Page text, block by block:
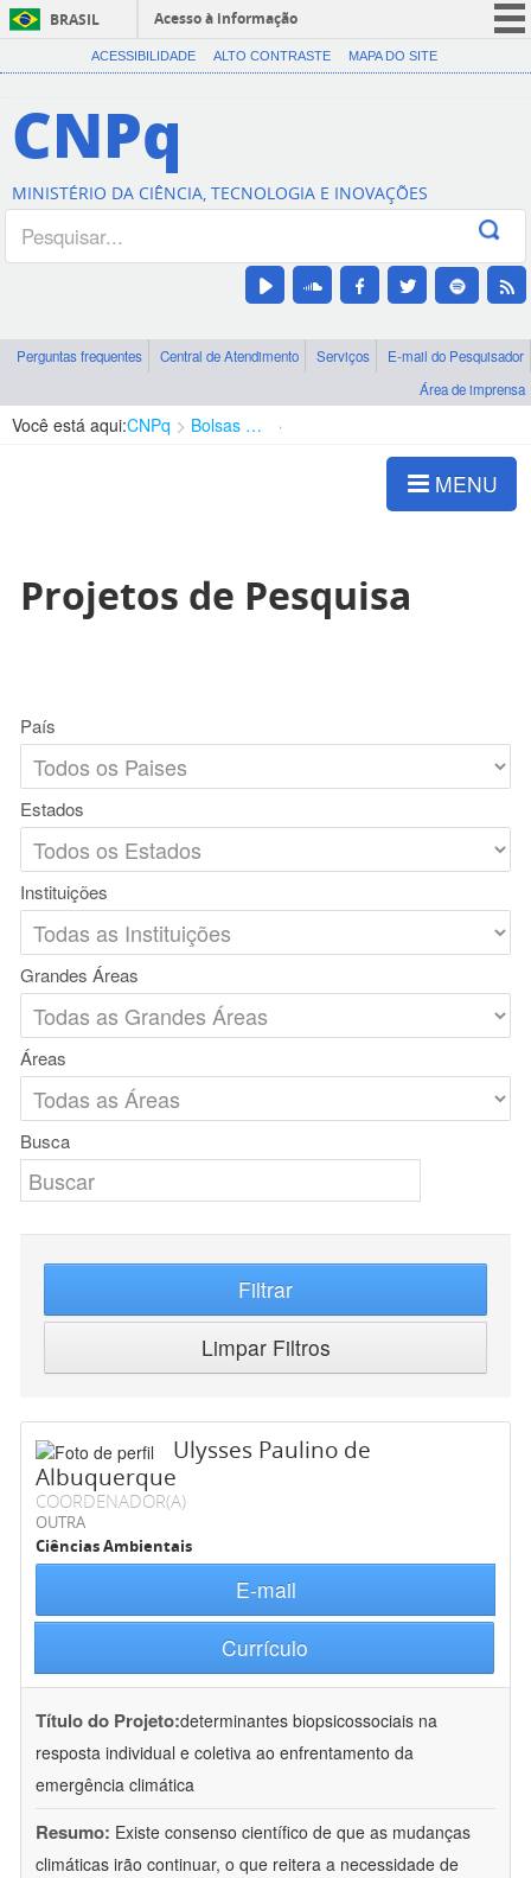
BRASIL
Acesso à informação
CORONAVÍRUS (COVID-19)
Canais
ACESSIBILIDADE ALTO CONTRASTE MAPA DO SITE
CNPq
MINISTÉRIO DA CIÊNCIA, TECNOLOGIA E INOVAÇÕES
Perguntas frequentes Central de Atendimento Serviços
E-mail do Pesquisador
Área de imprensa
Você está aqui:CNPq Bolsas e Auxílios Vigentes
MENU
Projetos de Pesquisa
País
Estados
Instituições
Grandes Áreas
Áreas
Busca
Filtrar
Limpar Filtros
Ulysses Paulino de
Albuquerque
COORDENADOR(A)
OUTRA
Ciências Ambientais
E-mail
Currículo
Título do Projeto:determinantes biopsicossociais na
resposta individual e coletiva ao enfrentamento da
emergência climática
Resumo: Existe consenso científico de que as mudanças
climáticas irão continuar, o que reitera a necessidade de